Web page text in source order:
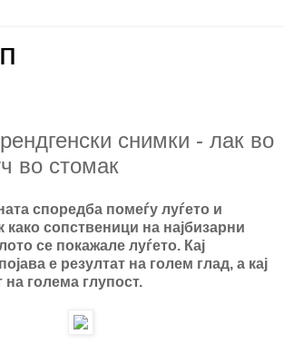
снимки - лак во
во стомак
споредба помеѓу луѓето и
како сопственици на најбизарни
се покажале луѓето. Кај
е резултат на голем глад, а кај
на голема глупост.